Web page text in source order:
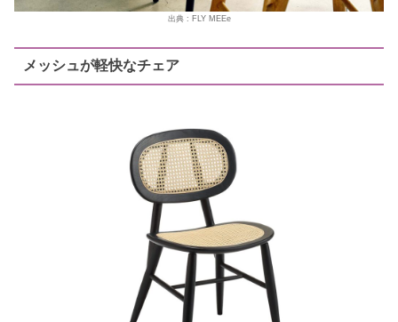
出典 : FLY MEEe
メッシュが軽快なチェア